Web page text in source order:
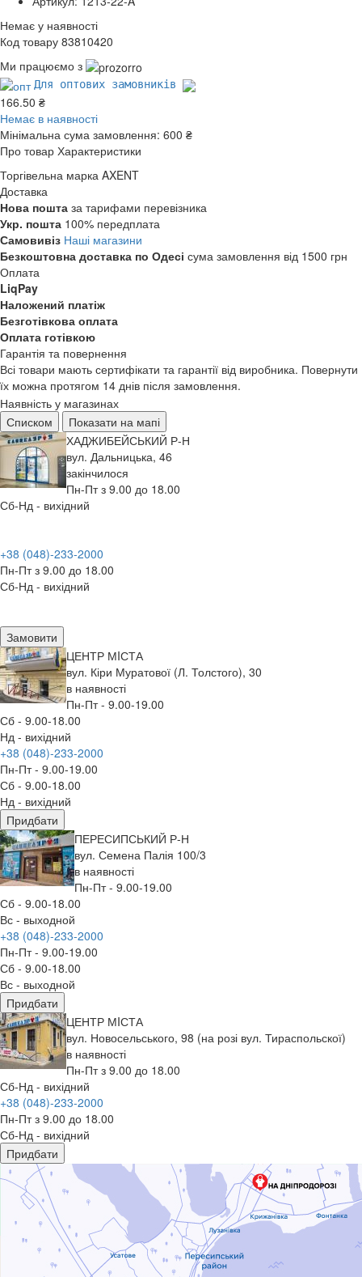
Немає у наявності
Код товару 83810420
Ми працюємо з
Для оптових замовників
166.50 ₴
Немає в наявності
Мінімальна сума замовлення: 600 ₴
Про товар Характеристики
Торгівельна марка AXENT
Доставка
Нова пошта за тарифами перевізника
Укр. пошта 100% передплата
Самовивіз Наші магазини
Безкоштовна доставка по Одесі сума замовлення від 1500 грн
Оплата
LiqPay
Наложений платіж
Безготівкова оплата
Оплата готівкою
Гарантія та повернення
Всі товари мають сертифікати та гарантії від виробника. Повернути
їх можна протягом 14 днів після замовлення.
Наявність у магазинах
Списком
Показати на мапі
ХАДЖИБЕЙСЬКИЙ Р-Н
вул. Дальницька, 46
закінчилося
Пн-Пт з 9.00 до 18.00
Сб-Нд - вихідний
+38 (048)-233-2000
Пн-Пт з 9.00 до 18.00
Сб-Нд - вихідний
Замовити
ЦЕНТР МIСТА
вул. Кіри Муратової (Л. Толстого), 30
в наявності
Пн-Пт - 9.00-19.00
Сб - 9.00-18.00
Нд - вихідний
+38 (048)-233-2000
Пн-Пт - 9.00-19.00
Сб - 9.00-18.00
Нд - вихідний
Придбати
ПЕРЕСИПСЬКИЙ Р-Н
вул. Семена Палія 100/3
в наявності
Пн-Пт - 9.00-19.00
Сб - 9.00-18.00
Вс - выходной
+38 (048)-233-2000
Пн-Пт - 9.00-19.00
Сб - 9.00-18.00
Вс - выходной
Придбати
ЦЕНТР МIСТА
вул. Новосельського, 98 (на розі вул. Тираспольскої)
в наявності
Пн-Пт з 9.00 до 18.00
Сб-Нд - вихідний
+38 (048)-233-2000
Пн-Пт з 9.00 до 18.00
Сб-Нд - вихідний
Придбати